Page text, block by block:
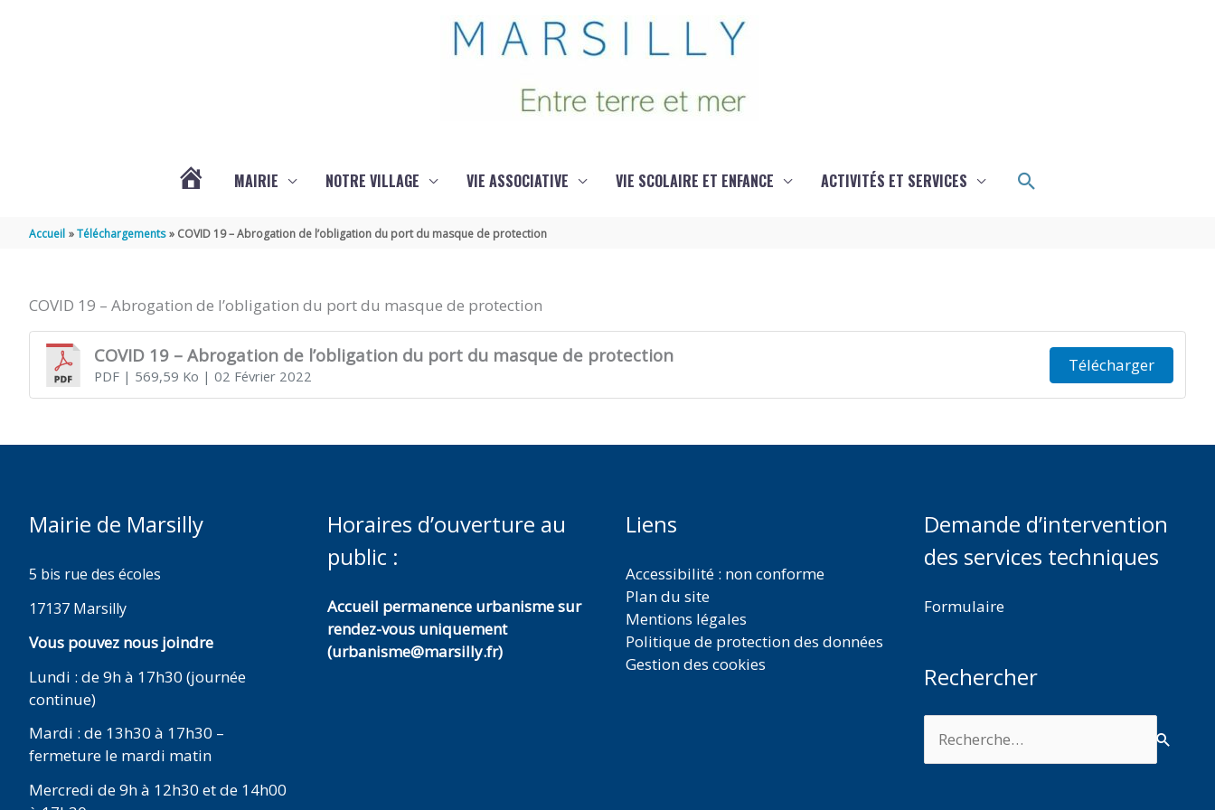
MAIRIE NOTRE VILLAGE VIE ASSOCIATIVE VIE SCOLAIRE ET ENFANCE ACTIVITÉS ET SERVICES Rechercher
Accueil Téléchargements COVID 19 – Abrogation de l’obligation du port du masque de protection
COVID 19 – Abrogation de l’obligation du port du masque de protection
COVID 19 – Abrogation de l’obligation du port du masque de protection
PDF| 569,59 Ko | 02 Février 2022
Télécharger
Mairie de Marsilly
5 bis rue des écoles
17137 Marsilly
Vous pouvez nous joindre
Lundi : de 9h à 17h30 (journée
continue)
Mardi : de 13h30 à 17h30 –
fermeture le mardi matin
Mercredi de 9h à 12h30 et de 14h00
Horaires d’ouverture au
public :
Accueil permanence urbanisme sur
rendez-vous uniquement
(urbanisme@marsilly.fr)
Liens
Accessibilité : non conforme
Plan du site
Mentions légales
Politique de protection des données
Gestion des cookies
Demande d’intervention
des services techniques
Formulaire
Rechercher